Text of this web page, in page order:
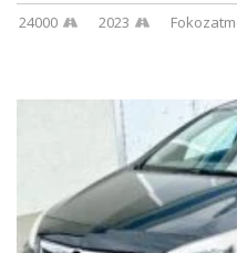
24000 2023